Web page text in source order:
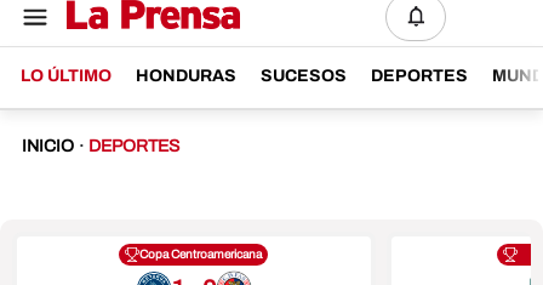
LO ÚLTIMO HONDURAS SUCESOS DEPORTES
INICIO · DEPORTES
Copa Centroamericana